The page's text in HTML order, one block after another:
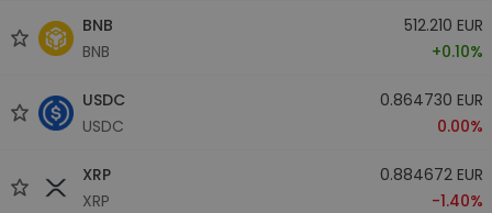
BNB
BNB
512.210 EUR
+0.10%
USDC
USDC
0.864730 EUR
0.00%
XRP
XRP
0.884672 EUR
-1.40%